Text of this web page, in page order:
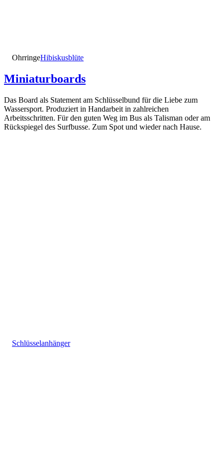
OhrringeHibiskusblüte
Miniaturboards
Das Board als Statement am Schlüsselbund für die Liebe zum
Wassersport. Produziert in Handarbeit in zahlreichen
Arbeitsschritten. Für den guten Weg im Bus als Talisman oder am
Rückspiegel des Surfbusse. Zum Spot und wieder nach Hause.
Schlüsselanhänger